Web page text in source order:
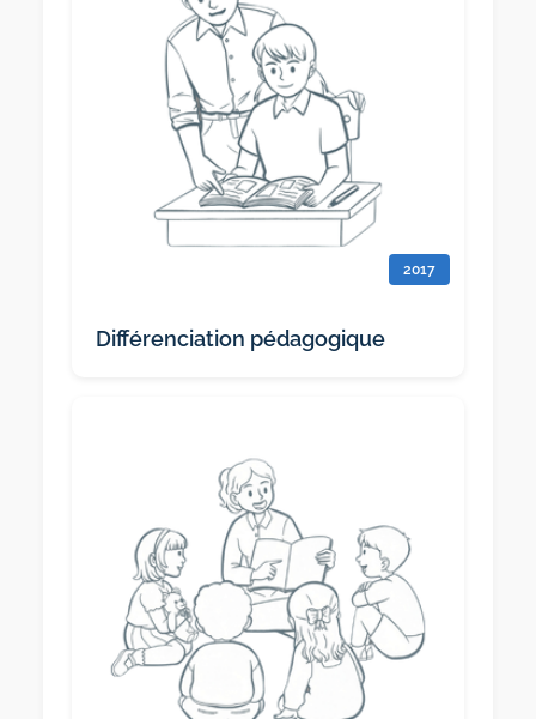
2017
Différenciation pédagogique